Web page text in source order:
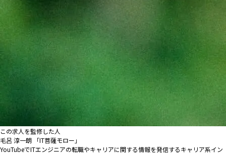
この求人を監修した人
毛呂 淳一朗 「IT菩薩モロー」
YouTubeでITエンジニアの転職やキャリアに関する情報を発信するキャリア系イン